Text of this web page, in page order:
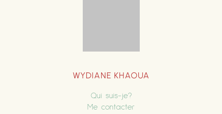
WYDIANE KHAOUA
Qui suis-je?
Me contacter